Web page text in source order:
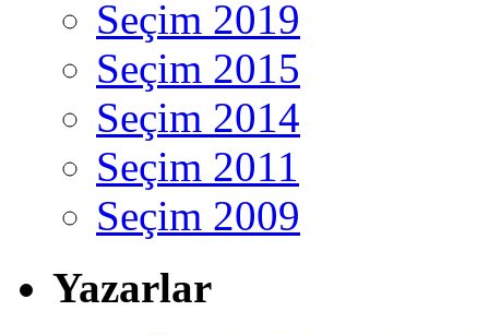
Seçim 2019
Seçim 2015
Seçim 2014
Seçim 2011
Seçim 2009
Yazarlar